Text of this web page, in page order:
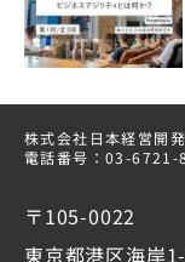
株式会社日本経営開
電話番号：03-6721-
〒105-0022
東京都港区海岸